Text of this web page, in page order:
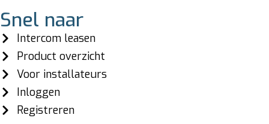
Snel naar
Intercom leasen
Product overzicht
Voor installateurs
Inloggen
Registreren